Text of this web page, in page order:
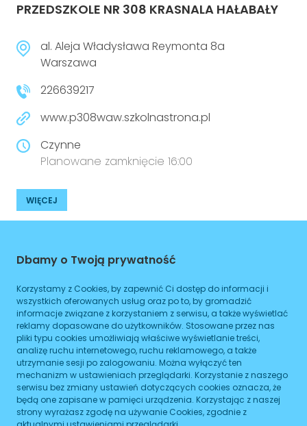
PRZEDSZKOLE NR 308 KRASNALA HAŁABAŁY
al. Aleja Władysława Reymonta 8a
Warszawa
226639217
www.p308waw.szkolnastrona.pl
Czynne
Planowane zamknięcie 16:00
WIĘCEJ
Tramwaj
Autobus
Brak podanych linii
Metro
Brak podanych linii
ZAPLANUJ
Godziny otwarcia
Poniedziałek 08:00
Dbamy o Twoją prywatność
Korzystamy z Cookies, by zapewnić Ci dostęp do informacji i
wszystkich oferowanych usług oraz po to, by gromadzić
informacje związane z korzystaniem z serwisu, a także wyświetlać
reklamy dopasowane do użytkowników. Stosowane przez nas
pliki typu cookies umożliwiają właściwe wyświetlanie treści,
analizę ruchu internetowego, ruchu reklamowego, a także
utrzymanie sesji po zalogowaniu. Można wyłączyć ten
mechanizm w ustawieniach przeglądarki. Korzystanie z naszego
serwisu bez zmiany ustawień dotyczących cookies oznacza, że
będą one zapisane w pamięci urządzenia. Korzystając z naszej
strony wyrażasz zgodę na używanie Cookies, zgodnie z